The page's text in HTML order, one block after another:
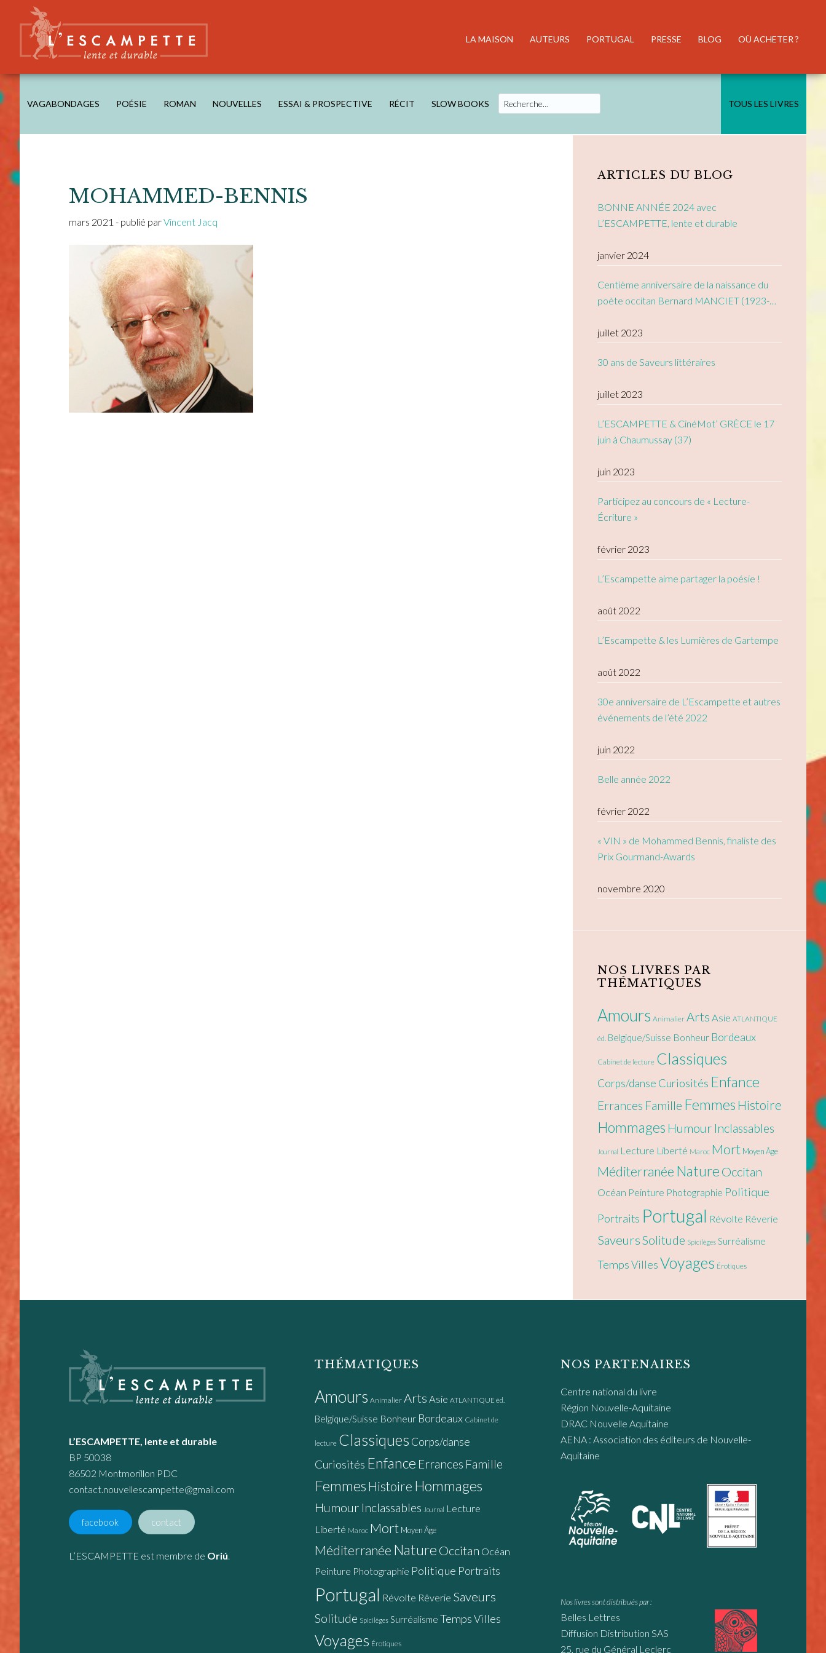
content
secondary
navigation
primary
sidebar
L'ESCAMPETTE
éditions lentes & durables
LA MAISON AUTEURS PORTUGAL PRESSE BLOG OÙ ACHETER ?
VAGABONDAGES POÉSIE ROMAN NOUVELLES ESSAI & PROSPECTIVE RÉCIT SLOW BOOKS
Search
TOUS LES LIVRES
MOHAMMED-BENNIS
mars 2021 - publié parVincent Jacq
Sidebar
ARTICLES DU BLOG
BONNE ANNÉE 2024 avec
L’ESCAMPETTE, lente et durable
janvier 2024
Centième anniversaire de la naissance du
poète occitan Bernard MANCIET (1923-
juillet 2023
30 ans de Saveurs littéraires
juillet 2023
L’ESCAMPETTE & CinéMot’ GRÈCE le 17
juin à Chaumussay (37)
juin 2023
Participez au concours de « Lecture-
Écriture »
février 2023
L’Escampette aime partager la poésie !
août 2022
L’Escampette & les Lumières de Gartempe
août 2022
30e anniversaire de L’Escampette et autres
événements de l’été 2022
juin 2022
Belle année 2022
février 2022
« VIN » de Mohammed Bennis, finaliste des
Prix Gourmand-Awards
novembre 2020
NOS LIVRES PAR
THÉMATIQUES
Amours Animalier Arts Asie ATLANTIQUE
éd. Belgique/Suisse Bonheur Bordeaux
Cabinet de lecture Classiques
Corps/danse Curiosités Enfance
Errances Famille Femmes Histoire
Hommages Humour Inclassables
Journal Lecture Liberté Maroc Mort Moyen Âge
Méditerranée Nature Occitan
Océan Peinture Photographie Politique
Portraits Portugal Révolte Rêverie
SaveursSolitude Spicilèges Surréalisme
TempsVillesVoyages Érotiques
L’ESCAMPETTE, lente et durable
BP 50038
86502 Montmorillon PDC
contact.nouvellescampette@gmail.com
facebook contact
L’ESCAMPETTE est membre de Oriú.
THÉMATIQUES
Amours Animalier Arts Asie ATLANTIQUE éd.
Belgique/Suisse Bonheur Bordeaux Cabinet de
lecture Classiques Corps/danse
Curiosités Enfance Errances Famille
Femmes Histoire Hommages
Humour Inclassables Journal Lecture
Liberté Maroc Mort Moyen Âge
Méditerranée Nature Occitan Océan
Peinture Photographie Politique Portraits
Portugal Révolte Rêverie Saveurs
Solitude Spicilèges Surréalisme TempsVilles
Voyages Érotiques
NOS PARTENAIRES
Centre national du livre
Région Nouvelle-Aquitaine
DRAC Nouvelle Aquitaine
AENA : Association des éditeurs de Nouvelle-
Aquitaine
Nos livres sont distribués par :
Belles Lettres
Diffusion Distribution SAS
25, rue du Général Leclerc